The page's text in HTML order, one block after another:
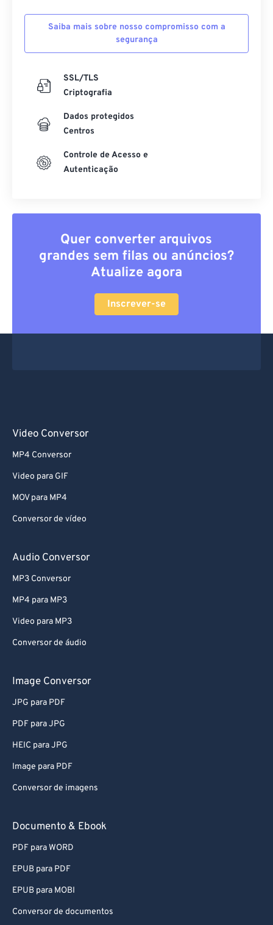
Saiba mais sobre nosso compromisso com a
segurança
SSL/TLS
Criptografia
Dados protegidos
Centros
Controle de Acesso e
Autenticação
Quer converter arquivos
grandes sem filas ou anúncios?
Atualize agora
Inscrever-se
Video Conversor
MP4 Conversor
Video para GIF
MOV para MP4
Conversor de vídeo
Audio Conversor
MP3 Conversor
MP4 para MP3
Video para MP3
Conversor de áudio
Image Conversor
JPG para PDF
PDF para JPG
HEIC para JPG
Image para PDF
Conversor de imagens
Documento & Ebook
PDF para WORD
EPUB para PDF
EPUB para MOBI
Conversor de documentos